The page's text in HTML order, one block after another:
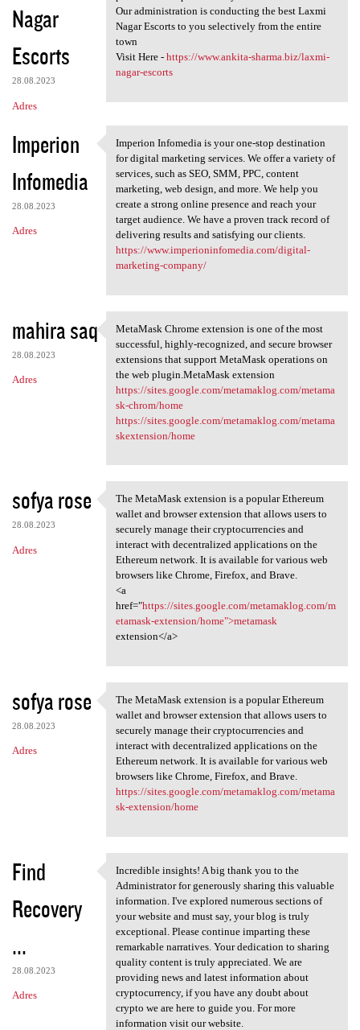
Nagar
Escorts
28.08.2023
Adres
Our administration is conducting the best Laxmi
Nagar Escorts to you selectively from the entire
town
Visit Here - https://www.ankita-sharma.biz/laxmi-
nagar-escorts
Imperion
Infomedia
28.08.2023
Adres
Imperion Infomedia is your
Imperion Infomedia is your one-stop destination
for digital marketing services. We offer a variety of
services, such as SEO, SMM, PPC, content
marketing, web design, and more. We help you
create a strong online presence and reach your
target audience. We have a proven track record of
delivering results and satisfying our clients.
https://www.imperioninfomedia.com/digital-
marketing-company/
mahira saq
28.08.2023
Adres
MetaMask Chrome extension is
MetaMask Chrome extension is one of the most
successful, highly-recognized, and secure browser
extensions that support MetaMask operations on
the web plugin.MetaMask extension
https://sites.google.com/metamaklog.com/metama
sk-chrom/home
https://sites.google.com/metamaklog.com/metama
skextension/home
sofya rose
28.08.2023
Adres
The MetaMask extension is a
The MetaMask extension is a popular Ethereum
wallet and browser extension that allows users to
securely manage their cryptocurrencies and
interact with decentralized applications on the
Ethereum network. It is available for various web
browsers like Chrome, Firefox, and Brave.
<a
href="https://sites.google.com/metamaklog.com/m
etamask-extension/home">metamask
extension</a>
sofya rose
28.08.2023
Adres
The MetaMask extension is a
The MetaMask extension is a popular Ethereum
wallet and browser extension that allows users to
securely manage their cryptocurrencies and
interact with decentralized applications on the
Ethereum network. It is available for various web
browsers like Chrome, Firefox, and Brave.
https://sites.google.com/metamaklog.com/metama
sk-extension/home
Find
Recovery
...
28.08.2023
Adres
Incredible insights! A big
Incredible insights! A big thank you to the
Administrator for generously sharing this valuable
information. I've explored numerous sections of
your website and must say, your blog is truly
exceptional. Please continue imparting these
remarkable narratives. Your dedication to sharing
quality content is truly appreciated. We are
providing news and latest information about
cryptocurrency, if you have any doubt about
crypto we are here to guide you. For more
information visit our website.